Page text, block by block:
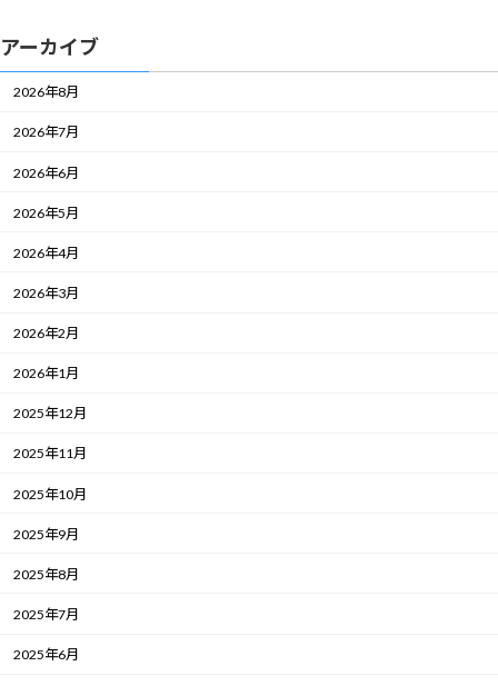
アーカイブ
2026年8月
2026年7月
2026年6月
2026年5月
2026年4月
2026年3月
2026年2月
2026年1月
2025年12月
2025年11月
2025年10月
2025年9月
2025年8月
2025年7月
2025年6月